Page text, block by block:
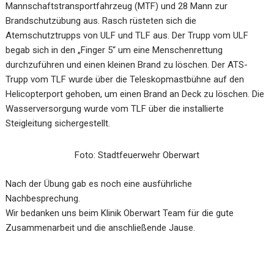
Mannschaftstransportfahrzeug (MTF) und 28 Mann zur
Brandschutzübung aus. Rasch rüsteten sich die
Atemschutztrupps von ULF und TLF aus. Der Trupp vom ULF
begab sich in den „Finger 5“ um eine Menschenrettung
durchzuführen und einen kleinen Brand zu löschen. Der ATS-
Trupp vom TLF wurde über die Teleskopmastbühne auf den
Helicopterport gehoben, um einen Brand an Deck zu löschen. Die
Wasserversorgung wurde vom TLF über die installierte
Steigleitung sichergestellt.
Foto: Stadtfeuerwehr Oberwart
Nach der Übung gab es noch eine ausführliche
Nachbesprechung.
Wir bedanken uns beim Klinik Oberwart Team für die gute
Zusammenarbeit und die anschließende Jause.